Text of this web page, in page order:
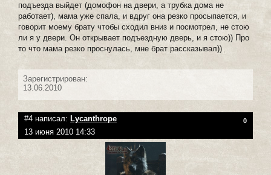
подъезда выйдет (домофон на двери, а трубка дома не
работает), мама уже спала, и вдруг она резко просыпается, и
говорит моему брату чтобы сходил вниз и посмотрел, не стою
ли я у двери. Он открывает подъездную дверь, и я стою)) Про
то что мама резко проснулась, мне брат рассказывал))
Зарегистрирован:
13.06.2010
#4 написал: Lycanthrope 0
13 июня 2010 14:33